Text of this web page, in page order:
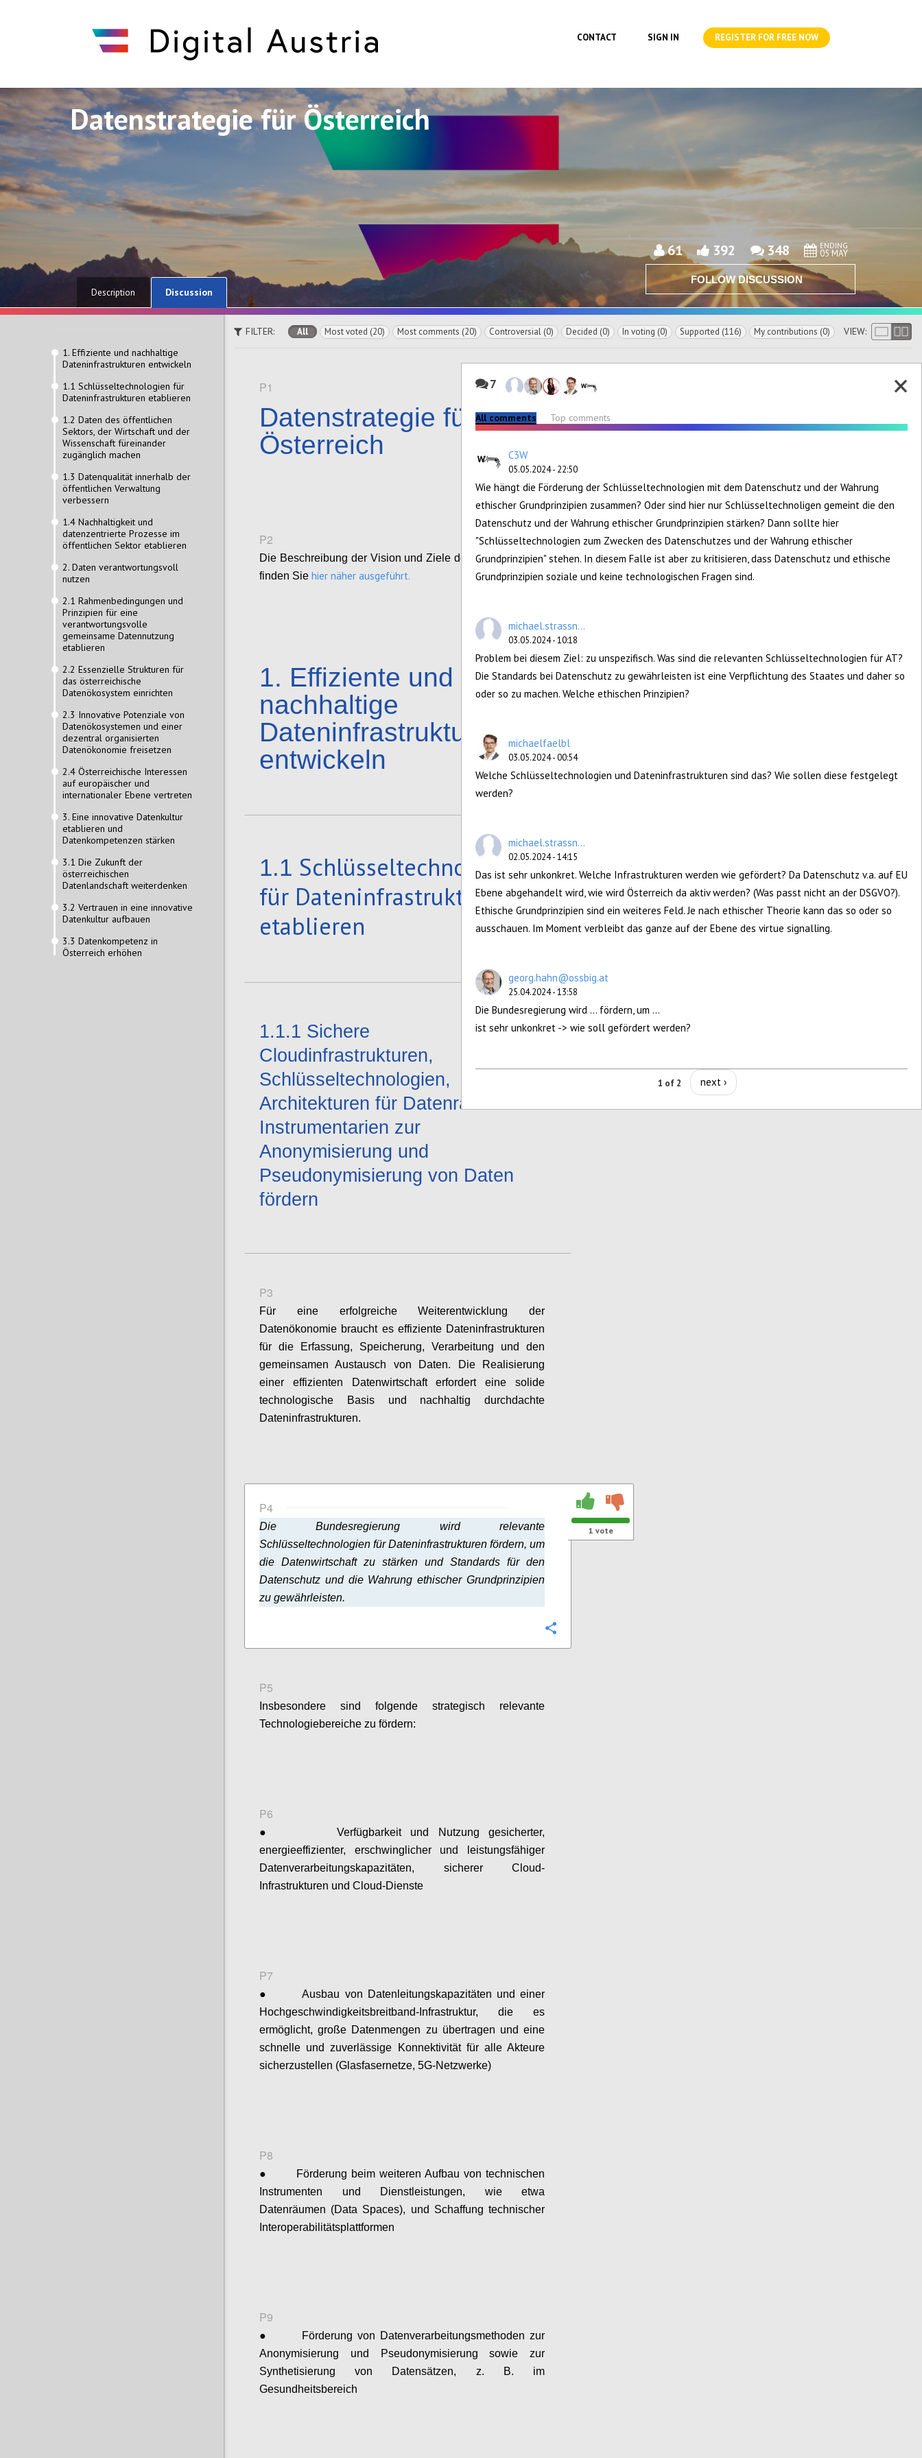
CONTACT SIGN IN REGISTER FOR FREE NOW
Discuto
Discuto Datenstrategie für Österreich
61 392 348 ENDING
05 MAY
FOLLOW DISCUSSION
Description
Discussion
1. Effiziente und nachhaltige
Dateninfrastrukturen entwickeln
1.1 Schlüsseltechnologien für
Dateninfrastrukturen etablieren
1.2 Daten des öffentlichen
Sektors, der Wirtschaft und der
Wissenschaft füreinander
zugänglich machen
1.3 Datenqualität innerhalb der
öffentlichen Verwaltung
verbessern
1.4 Nachhaltigkeit und
datenzentrierte Prozesse im
öffentlichen Sektor etablieren
2. Daten verantwortungsvoll
nutzen
2.1 Rahmenbedingungen und
Prinzipien für eine
verantwortungsvolle
gemeinsame Datennutzung
etablieren
2.2 Essenzielle Strukturen für
das österreichische
Datenökosystem einrichten
2.3 Innovative Potenziale von
Datenökosystemen und einer
dezentral organisierten
Datenökonomie freisetzen
2.4 Österreichische Interessen
auf europäischer und
internationaler Ebene vertreten
3. Eine innovative Datenkultur
etablieren und
Datenkompetenzen stärken
3.1 Die Zukunft der
österreichischen
Datenlandschaft weiterdenken
3.2 Vertrauen in eine innovative
Datenkultur aufbauen
3.3 Datenkompetenz in
Österreich erhöhen
FILTER: All Most voted (20) Most comments (20) Controversial (0) Decided (0) In voting (0) Supported (116) My contributions (0) VIEW:
P1
Configure
Datenstrategie für
Österreich
P2
Die Beschreibung der Vision und Ziele der Datenstrategie
finden Sie hier näher ausgeführt.
1. Effiziente und
nachhaltige
Dateninfrastrukturen
entwickeln
1.1 Schlüsseltechnologien
für Dateninfrastrukturen
etablieren
1.1.1 Sichere
Cloudinfrastrukturen,
Schlüsseltechnologien,
Architekturen für Datenräume und
Instrumentarien zur
Anonymisierung und
Pseudonymisierung von Daten
fördern
P3
Für eine erfolgreiche Weiterentwicklung der
Datenökonomie braucht es effiziente Dateninfrastrukturen
für die Erfassung, Speicherung, Verarbeitung und den
gemeinsamen Austausch von Daten. Die Realisierung
einer effizienten Datenwirtschaft erfordert eine solide
technologische Basis und nachhaltig durchdachte
Dateninfrastrukturen.
P4
Die Bundesregierung wird relevante
Schlüsseltechnologien für Dateninfrastrukturen fördern, um
die Datenwirtschaft zu stärken und Standards für den
Datenschutz und die Wahrung ethischer Grundprinzipien
zu gewährleisten.
1 vote
P5
Insbesondere sind folgende strategisch relevante
Technologiebereiche zu fördern:
P6
●
Verfügbarkeit und Nutzung gesicherter,
energieeffizienter, erschwinglicher und leistungsfähiger
Datenverarbeitungskapazitäten, sicherer Cloud-
Infrastrukturen und Cloud-Dienste
P7
●
Ausbau von Datenleitungskapazitäten und einer
Hochgeschwindigkeitsbreitband-Infrastruktur, die es
ermöglicht, große Datenmengen zu übertragen und eine
schnelle und zuverlässige Konnektivität für alle Akteure
sicherzustellen (Glasfasernetze, 5G-Netzwerke)
P8
●
Förderung beim weiteren Aufbau von technischen
Instrumenten und Dienstleistungen, wie etwa
Datenräumen (Data Spaces), und Schaffung technischer
Interoperabilitätsplattformen
P9
●
Förderung von Datenverarbeitungsmethoden zur
Anonymisierung und Pseudonymisierung sowie zur
Synthetisierung von Datensätzen, z. B. im
Gesundheitsbereich
7
All comments Top comments
C3W
05.05.2024 - 22:50
Wie hängt die Förderung der Schlüsseltechnologien mit dem Datenschutz und der Wahrung
ethischer Grundprinzipien zusammen? Oder sind hier nur Schlüsseltechnoligen gemeint die den
Datenschutz und der Wahrung ethischer Grundprinzipien stärken? Dann sollte hier
"Schlüsseltechnologien zum Zwecken des Datenschutzes und der Wahrung ethischer
Grundprinzipien" stehen. In diesem Falle ist aber zu kritisieren, dass Datenschutz und ethische
Grundprinzipien soziale und keine technologischen Fragen sind.
michael.strassn...
03.05.2024 - 10:18
Problem bei diesem Ziel: zu unspezifisch. Was sind die relevanten Schlüsseltechnologien für AT?
Die Standards bei Datenschutz zu gewährleisten ist eine Verpflichtung des Staates und daher so
oder so zu machen. Welche ethischen Prinzipien?
michaelfaelbl
03.05.2024 - 00:54
Welche Schlüsseltechnologien und Dateninfrastrukturen sind das? Wie sollen diese festgelegt
werden?
michael.strassn...
02.05.2024 - 14:15
Das ist sehr unkonkret. Welche Infrastrukturen werden wie gefördert? Da Datenschutz v.a. auf EU
Ebene abgehandelt wird, wie wird Österreich da aktiv werden? (Was passt nicht an der DSGVO?).
Ethische Grundprinzipien sind ein weiteres Feld. Je nach ethischer Theorie kann das so oder so
ausschauen. Im Moment verbleibt das ganze auf der Ebene des virtue signalling.
georg.hahn@ossbig.at
25.04.2024 - 13:58
Die Bundesregierung wird ... fördern, um ...
ist sehr unkonkret -> wie soll gefördert werden?
1 of 2 next ›